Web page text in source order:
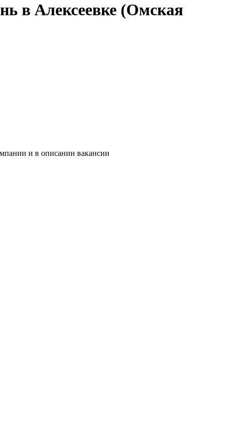
в Алексеевке (Омская
и в описании вакансии